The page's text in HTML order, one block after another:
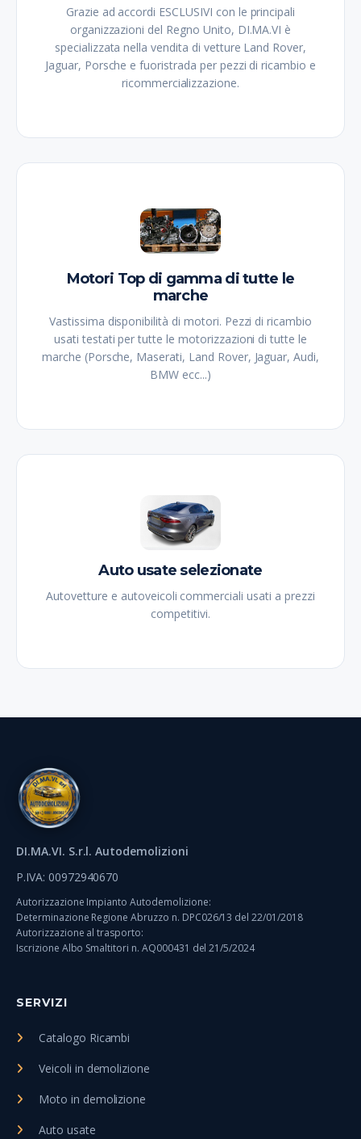
Grazie ad accordi ESCLUSIVI con le principali
organizzazioni del Regno Unito, DI.MA.VI è
specializzata nella vendita di vetture Land Rover,
Jaguar, Porsche e fuoristrada per pezzi di ricambio e
ricommercializzazione.
Motori Top di gamma di tutte le
marche
Vastissima disponibilità di motori. Pezzi di ricambio
usati testati per tutte le motorizzazioni di tutte le
marche (Porsche, Maserati, Land Rover, Jaguar, Audi,
BMW ecc...)
Auto usate selezionate
Autovetture e autoveicoli commerciali usati a prezzi
competitivi.
DI.MA.VI. S.r.l. Autodemolizioni
P.IVA: 00972940670
Autorizzazione Impianto Autodemolizione:
Determinazione Regione Abruzzo n. DPC026/13 del 22/01/2018
Autorizzazione al trasporto:
Iscrizione Albo Smaltitori n. AQ000431 del 21/5/2024
SERVIZI
Catalogo Ricambi
Veicoli in demolizione
Moto in demolizione
Auto usate